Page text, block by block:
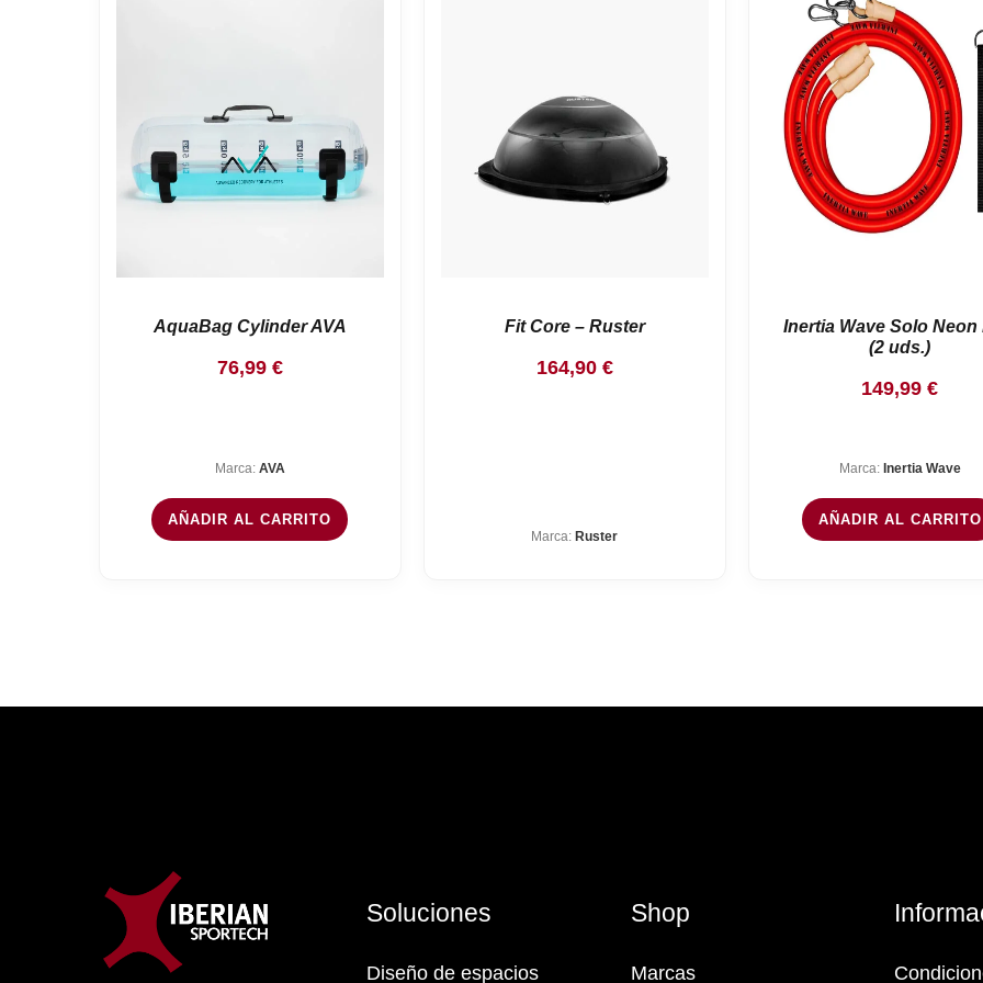
AquaBag Cylinder AVA
76,99 €
Marca: AVA
AÑADIR AL CARRITO
Fit Core – Ruster
164,90 €
Marca: Ruster
Inertia Wave Solo Neon
(2 uds.)
149,99€
Marca: Inertia Wave
AÑADIR AL CARRITO
Soluciones
Diseño de espacios
Shop
Marcas